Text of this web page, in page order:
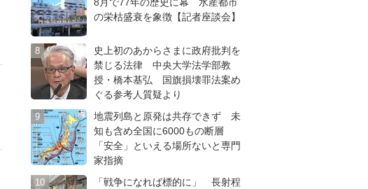
の栄枯盛衰を象徴【記者座談会】
史上初のあからさまに政府批判を
禁じる法律 中央大学法学部教
授・橋本基弘 国旗損壊罪法案め
ぐる参考人質疑より
地震列島と原発は共存できず 未
知も含め全国に6000もの断層
「安全」といえる場所ないと専門
家指摘
「戦争になれば標的に」 長射程